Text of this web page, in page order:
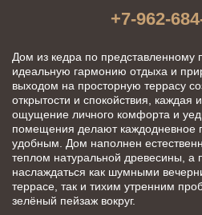
+7-962-
Дом из кедра по представленному
идеальную гармонию отдыха и
выходом на просторную террасу
открытости и спокойствия, каждая
ощущение личного комфорта и
помещения делают каждодневное
удобным. Дом наполнен
теплом натуральной древесины, а
наслаждаться как шумными
террасе, так и тихим утренним
зелёный пейзаж вокруг.​